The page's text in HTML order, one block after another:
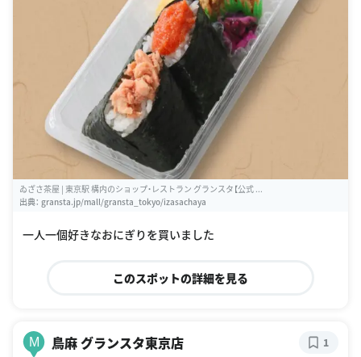
ゐざさ茶屋 | 東京駅 構内のショップ・レストラン グランスタ【公式 ...
出典： gransta.jp/mall/gransta_tokyo/izasachaya
一人一個好きなおにぎりを買いました
このスポットの詳細を見る
M 鳥麻 グランスタ東京店 1